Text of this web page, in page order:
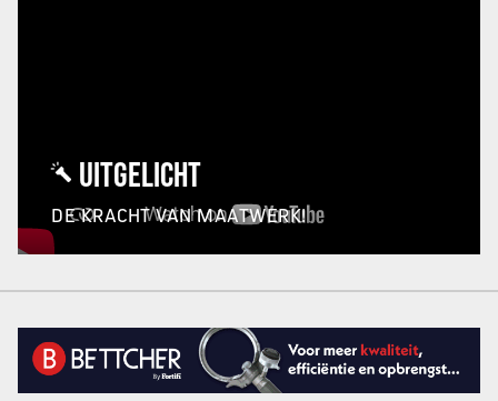
UITGELICHT
DE KRACHT VAN MAATWERK!